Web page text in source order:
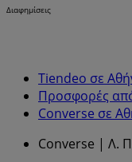
Διαφημίσεις
Tiendeo σε
Προσφορές
Converse σε
Converse | Λ.